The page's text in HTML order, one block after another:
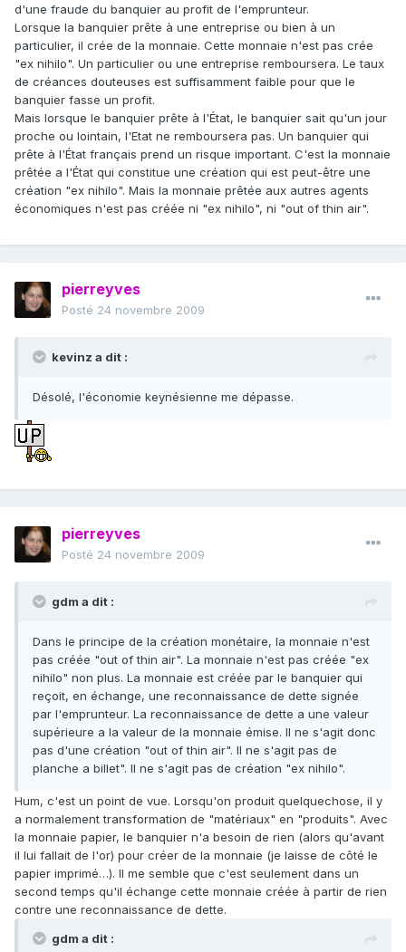
d'une fraude du banquier au profit de l'emprunteur.
Lorsque la banquier prête à une entreprise ou bien à un
particulier, il crée de la monnaie. Cette monnaie n'est pas crée
"ex nihilo". Un particulier ou une entreprise remboursera. Le taux
de créances douteuses est suffisamment faible pour que le
banquier fasse un profit.
Mais lorsque le banquier prête à l'État, le banquier sait qu'un jour
proche ou lointain, l'Etat ne remboursera pas. Un banquier qui
prête à l'État français prend un risque important. C'est la monnaie
prêtée a l'État qui constitue une création qui est peut-être une
création "ex nihilo". Mais la monnaie prêtée aux autres agents
économiques n'est pas créée ni "ex nihilo", ni "out of thin air".
pierreyves
Posté 24 novembre 2009
kevinz a dit :
Désolé, l'économie keynésienne me dépasse.
pierreyves
Posté 24 novembre 2009
gdm a dit :
Dans le principe de la création monétaire, la monnaie n'est
pas créée "out of thin air". La monnaie n'est pas créée "ex
nihilo" non plus. La monnaie est créée par le banquier qui
reçoit, en échange, une reconnaissance de dette signée
par l'emprunteur. La reconnaissance de dette a une valeur
supérieure a la valeur de la monnaie émise. Il ne s'agit donc
pas d'une création "out of thin air". Il ne s'agit pas de
planche a billet". Il ne s'agit pas de création "ex nihilo".
Hum, c'est un point de vue. Lorsqu'on produit quelquechose, il y
a normalement transformation de "matériaux" en "produits". Avec
la monnaie papier, le banquier n'a besoin de rien (alors qu'avant
il lui fallait de l'or) pour créer de la monnaie (je laisse de côté le
papier imprimé…). Il me semble que c'est seulement dans un
second temps qu'il échange cette monnaie créée à partir de rien
contre une reconnaissance de dette.
gdm a dit :